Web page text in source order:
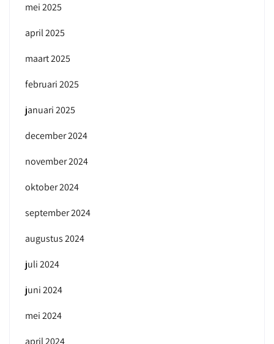
mei 2025
april 2025
maart 2025
februari 2025
januari 2025
december 2024
november 2024
oktober 2024
september 2024
augustus 2024
juli 2024
juni 2024
mei 2024
april 2024